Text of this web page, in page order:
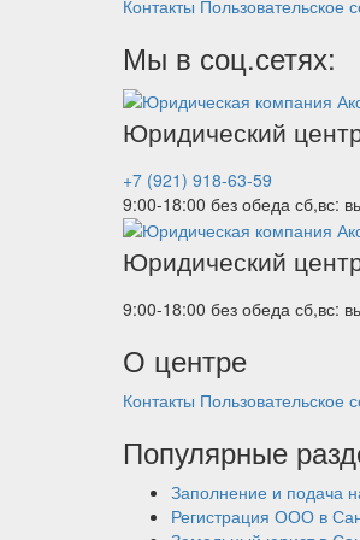
Контакты Пользовательское
Мы в соц.сетях:
Юридический
+7 (921) 918-63-59
9:00-18:00 без обеда сб,вс:
Юридический
9:00-18:00 без обеда сб,вс:
О центре
Контакты Пользовательское
Популярные
Заполнение и подача
Регистрация ООО в